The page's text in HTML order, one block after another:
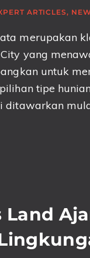
ARTICLES,
merupakan
yang
untuk
tipe
ditawarkan
Land